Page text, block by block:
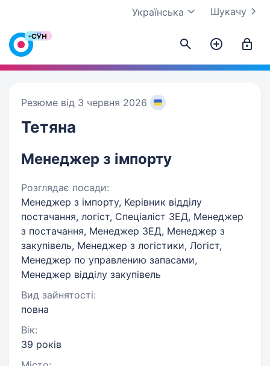
Шукачу
Українська
Резюме від 3 червня 2026
Тетяна
Менеджер з імпорту
Розглядає посади:
Менеджер з імпорту, Керівник відділу
постачання, логіст, Спеціаліст ЗЕД, Менеджер
з постачання, Менеджер ЗЕД, Менеджер з
закупівель, Менеджер з логістики, Логіст,
Менеджер по управлению запасами,
Менеджер відділу закупівель
Вид зайнятості:
повна
Вік:
39 років